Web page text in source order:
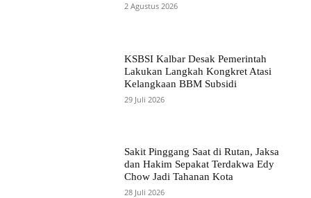
2 Agustus 2026
KSBSI Kalbar Desak Pemerintah
Lakukan Langkah Kongkret Atasi
Kelangkaan BBM Subsidi
29 Juli 2026
Sakit Pinggang Saat di Rutan, Jaksa
dan Hakim Sepakat Terdakwa Edy
Chow Jadi Tahanan Kota
28 Juli 2026